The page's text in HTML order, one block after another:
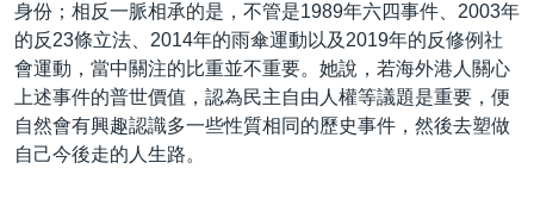
身份；相反一脈相承的是，不管是1989年六四事件、2003年
的反23條立法、2014年的雨傘運動以及2019年的反修例社
會運動，當中關注的比重並不重要。她說，若海外港人關心
上述事件的普世價值，認為民主自由人權等議題是重要，便
自然會有興趣認識多一些性質相同的歷史事件，然後去塑做
自己今後走的人生路。